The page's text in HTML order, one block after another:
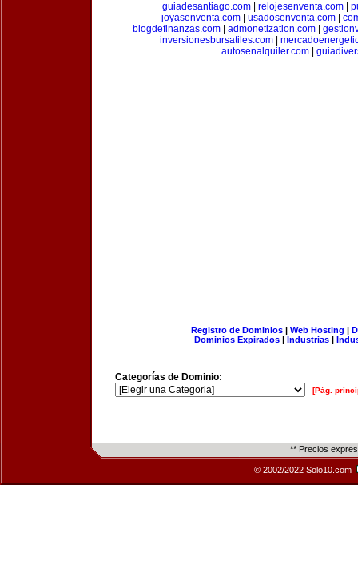
guiadesantiago.com| relojesenventa.com|
joyasenventa.com
usadosenventa.com
blogdefinanzas.com
admonetization.com
inversionesbursatiles.com|
autosenalquiler.com|
Registro de Dominios| Web Hosting |
Dominios Expirados | Industrias |
Categorías de Dominio:
[Pág.
** Precios
© 2002/2022 Solo10.com